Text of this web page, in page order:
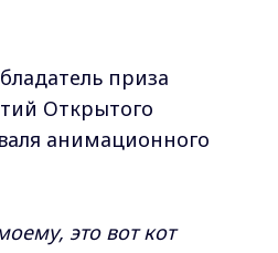
приза
Открытого
анимационного
это вот кот